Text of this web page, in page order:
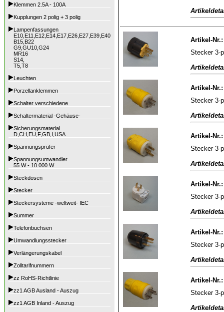
Klemmen 2.5A - 100A
Kupplungen 2 polig + 3 polig
Lampenfassungen
E10,E11,E12,E14,E17,E26,E27,E39,E40
B15,B22
G9,GU10,G24
MR16
S14,
T5,T8
Leuchten
Porzellanklemmen
Schalter verschiedene
Schaltermaterial -Gehäuse-
Sicherungsmaterial
D,CH,EU,F,GB,I,USA
Spannungsprüfer
Spannungsumwandler
55 W - 10.000 W
Steckdosen
Stecker
Steckersysteme -weltweit- IEC
Summer
Telefonbuchsen
Umwandlungsstecker
Verlängerungskabel
Zolltarifnummern
zz RoHS-Richtlinie
zz1 AGB Ausland - Auszug
zz1 AGB Inland - Auszug
Artikel-Nr.:
Stecker 3-
Artikel-Nr.:
Stecker 3-
Artikel-Nr.:
Stecker 3-
Artikel-Nr.:
Stecker 3-
Artikel-Nr.:
Stecker 3-
Artikel-Nr.:
Stecker 3-